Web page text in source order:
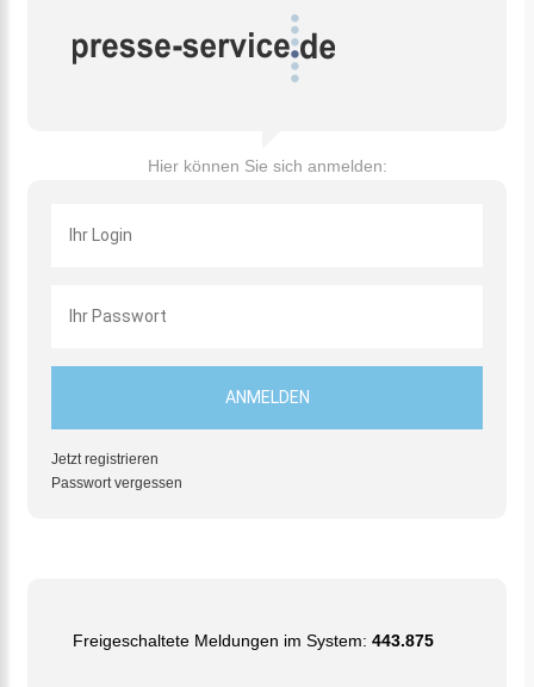
Hier können Sie sich anmelden:
Jetzt registrieren
Passwort vergessen
Freigeschaltete Meldungen im System: 443.875